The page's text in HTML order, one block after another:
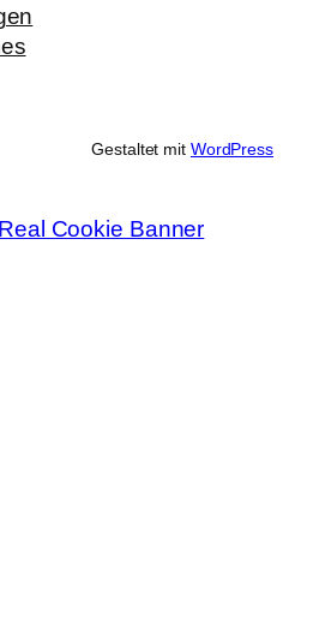
Gestaltet mit WordPress
Cookie Banner